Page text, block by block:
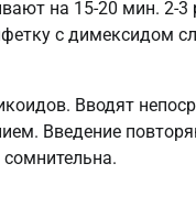
на 15-20 мин. 2-3
с димексидом
Вводят
Введение